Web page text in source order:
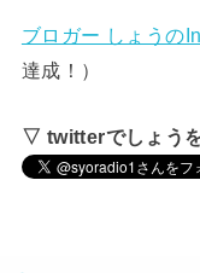
ブロガー しょうの
達成！）
▽ twitterでしょう